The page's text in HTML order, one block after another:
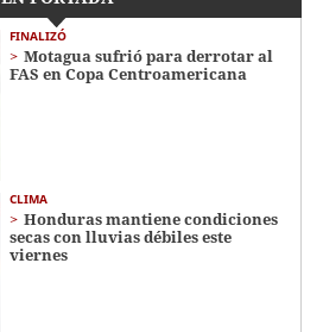
FINALIZÓ
Motagua sufrió para derrotar al
FAS en Copa Centroamericana
CLIMA
Honduras mantiene condiciones
secas con lluvias débiles este
viernes